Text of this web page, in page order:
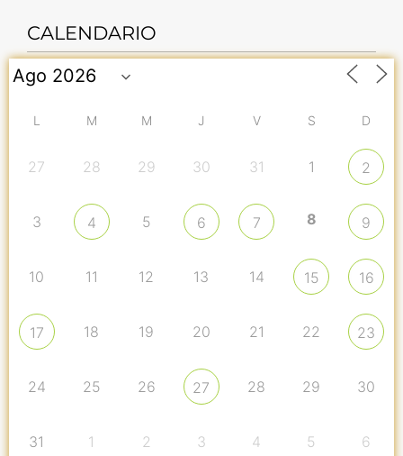
CALENDARIO
L M M J V S D
27 28 29 30 31 1 2
3 4 5 6 7 8 9
10 11 12 13 14 15 16
17 18 19 20 21 22 23
24 25 26 27 28 29 30
31 1 2 3 4 5 6